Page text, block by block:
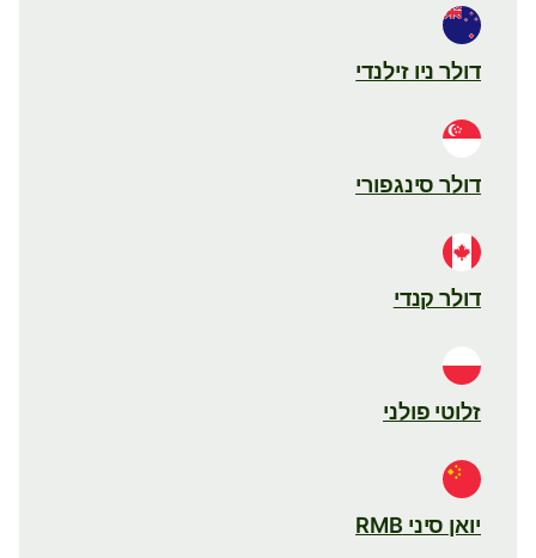
דולר ניו זילנדי
דולר סינגפורי
דולר קנדי
זלוטי פולני
יואן סיני RMB